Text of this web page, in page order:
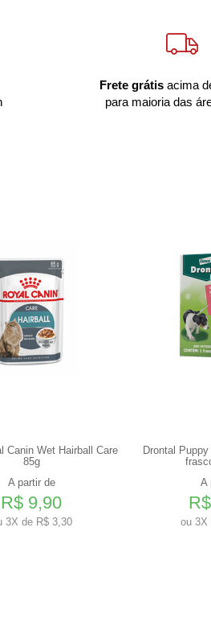
Frete grátisacima
para maioria das
Canin Wet Hairball Care
85g
A partir de
R$ 9,90
3X de R$ 3,30
Drontal
A
ou 3X